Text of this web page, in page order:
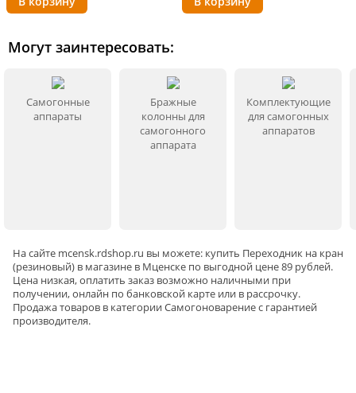
Могут заинтересовать:
Самогонные
аппараты
Бражные
колонны для
самогонного
аппарата
Комплектующие
для самогонных
аппаратов
На сайте mcensk.rdshop.ru вы можете: купить Переходник на кран
(резиновый) в магазине в Мценске по выгодной цене 89 рублей.
Цена низкая, оплатить заказ возможно наличными при
получении, онлайн по банковской карте или в рассрочку.
Продажа товаров в категорииСамогоноварениес гарантией
производителя.